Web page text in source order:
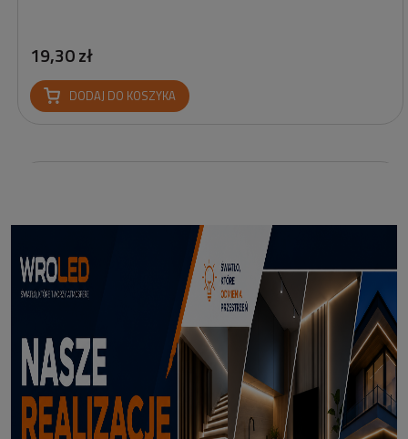
19,30 zł
DODAJ DO KOSZYKA
Profil led Profil LED P6-2 ½ biały 3m